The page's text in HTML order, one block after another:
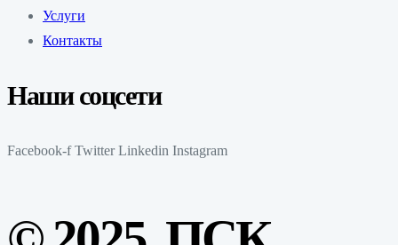
Услуги
Контакты
Наши соцсети
Facebook-f Twitter Linkedin Instagram